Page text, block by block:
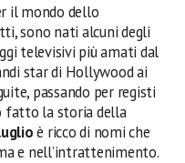
il mondo dello
sono nati alcuni degli
televisivi più amati dal
star di Hollywood ai
passando per registi
fatto la storia della
è ricco di nomi che
e nell’intrattenimento.